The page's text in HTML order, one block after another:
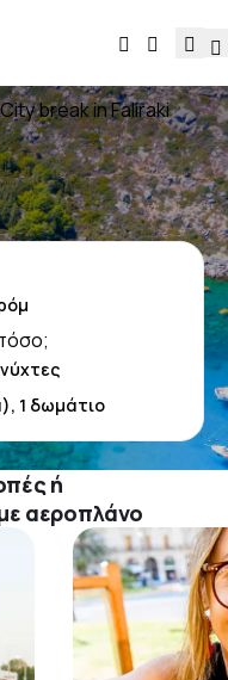
City break in Faliraki
ή
αεροπλάνο